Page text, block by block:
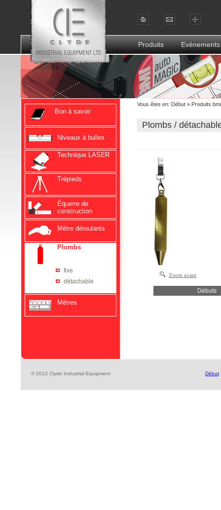
Produits Evénements
Bon à savoir
Niveaux à bulles
Technique LASER
Trépieds
Équerre de
construction
Mètre déroulants
Plombs
fixe
détachable
Mètres
Vous êtes en: Début » Produits bmi
Plombs /
Zoom avant
Débuts
© 2012 Clyde Industrial Equipment Début